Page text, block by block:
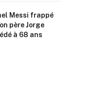
Messi frappé
père Jorge
à 68 ans